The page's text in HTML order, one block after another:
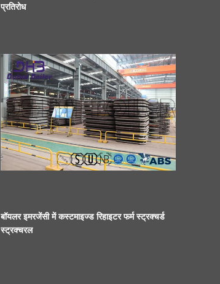
प्रतिरोध
बॉयलर इमरजेंसी में कस्टमाइज्ड रिहाइटर फर्म स्ट्रक्चर्ड
स्ट्रक्चरल